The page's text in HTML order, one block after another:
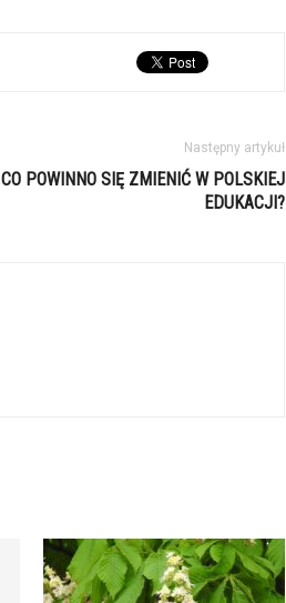
Następny artykuł
CO POWINNO SIĘ ZMIENIĆ W POLSKIEJ
EDUKACJI?